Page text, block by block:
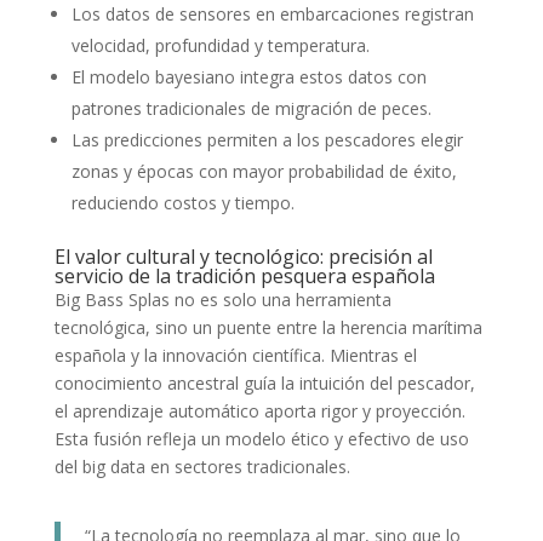
Los datos de sensores en embarcaciones registran
velocidad, profundidad y temperatura.
El modelo bayesiano integra estos datos con
patrones tradicionales de migración de peces.
Las predicciones permiten a los pescadores elegir
zonas y épocas con mayor probabilidad de éxito,
reduciendo costos y tiempo.
El valor cultural y tecnológico: precisión al
servicio de la tradición pesquera española
Big Bass Splas no es solo una herramienta
tecnológica, sino un puente entre la herencia marítima
española y la innovación científica. Mientras el
conocimiento ancestral guía la intuición del pescador,
el aprendizaje automático aporta rigor y proyección.
Esta fusión refleja un modelo ético y efectivo de uso
del big data en sectores tradicionales.
“La tecnología no reemplaza al mar, sino que lo